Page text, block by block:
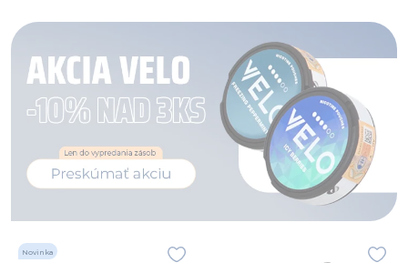
bezdymka
Novinka